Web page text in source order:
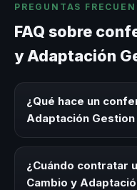
PREGUNTAS
FAQ sobre
y Adaptación
¿Qué hace un
Adaptación
Cambio es un experto
estrategias y
¿Cuándo contratar
Cambio y